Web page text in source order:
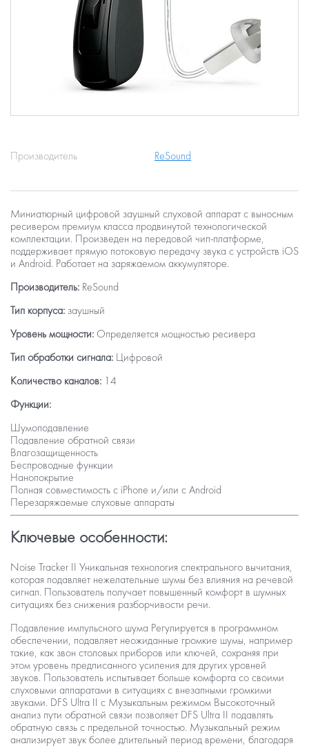
Производитель ReSound
Миниатюрный цифровой заушный слуховой аппарат с выносным
ресивером премиум класса продвинутой технологической
комплектации. Произведен на передовой чип-платформе,
поддерживает прямую потоковую передачу звука с устройств iOS
и Android. Работает на заряжаемом аккумуляторе.
Производитель: ReSound
Тип корпуса: заушный
Уровень мощности: Определяется мощностью ресивера
Тип обработки сигнала: Цифровой
Количество каналов: 14
Функции:
Шумоподавление
Подавление обратной связи
Влагозащищенность
Беспроводные функции
Нанопокрытие
Полная совместимость с iPhone и/или с Android
Перезаряжаемые слуховые аппараты
Ключевые особенности:
Noise Tracker II
Уникальная технология спектрального вычитания,
которая подавляет нежелательные шумы без влияния на речевой
сигнал. Пользователь получает повышенный комфорт в шумных
ситуациях без снижения разборчивости речи.
Подавление импульсного шума Регулируется в программном
обеспечении, подавляет неожиданные громкие шумы, например
такие, как звон столовых приборов или ключей, сохраняя при
этом уровень предписанного усиления для других уровней
звуков. Пользователь испытывает больше комфорта со своими
слуховыми аппаратами в ситуациях с внезапными громкими
звуками. DFS Ultra II с Музыкальным режимом Высокоточный
анализ пути обратной связи позволяет DFS Ultra II подавлять
обратную связь с предельной точностью. Музыкальный режим
анализирует звук более длительный период времени, благодаря